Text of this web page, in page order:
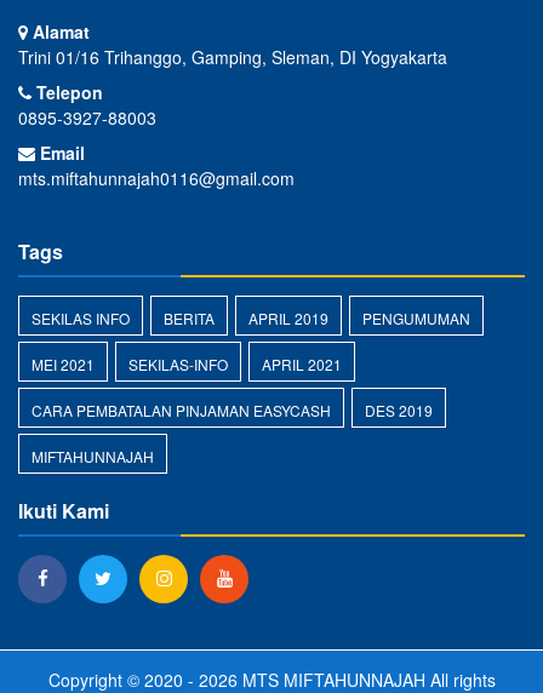
Alamat
Trini 01/16 Trihanggo, Gamping, Sleman, DI Yogyakarta
Telepon
0895-3927-88003
Email
mts.miftahunnajah0116@gmail.com
Tags
SEKILAS INFO BERITA APRIL 2019 PENGUMUMAN
MEI 2021 SEKILAS-INFO APRIL 2021
CARA PEMBATALAN PINJAMAN EASYCASH DES 2019
MIFTAHUNNAJAH
Ikuti Kami
Copyright © 2020 - 2026 MTS MIFTAHUNNAJAH All rights